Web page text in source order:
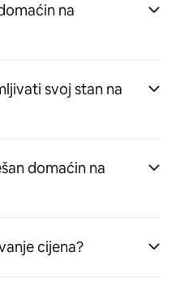
na
svoj stan na
domaćin na
cijena?